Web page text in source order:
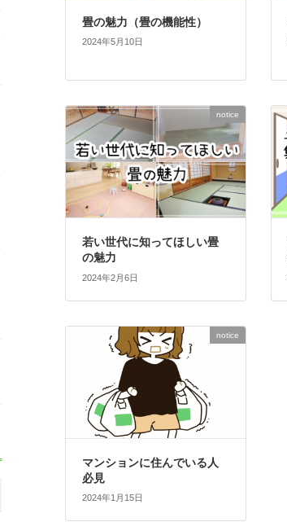
畳の魅力（畳の機能性）
2024年5月10日
notice
若い世代に知ってほしい畳
の魅力
2024年2月6日
notice
マンションに住んでいる人
必見
2024年1月15日